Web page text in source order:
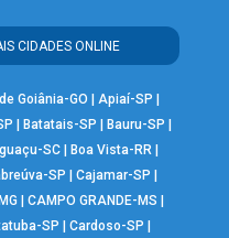
CIDADES ONLINE
Goiânia-GO Apiaí-SP
Batatais-SP Bauru-SP
SC Boa Vista-RR
SP Cajamar-SP
|CAMPO GRANDE-MS
SP Cardoso-SP